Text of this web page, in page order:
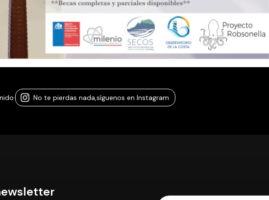
· No te pierdas nada,síguenos en Instagram